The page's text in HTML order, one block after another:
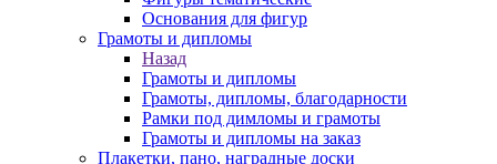
Основания для фигур
Грамоты и дипломы
Назад
Грамоты и дипломы
Грамоты, дипломы, благодарности
Рамки под димломы и грамоты
Грамоты и дипломы на заказ
Плакетки, пано, наградные доски